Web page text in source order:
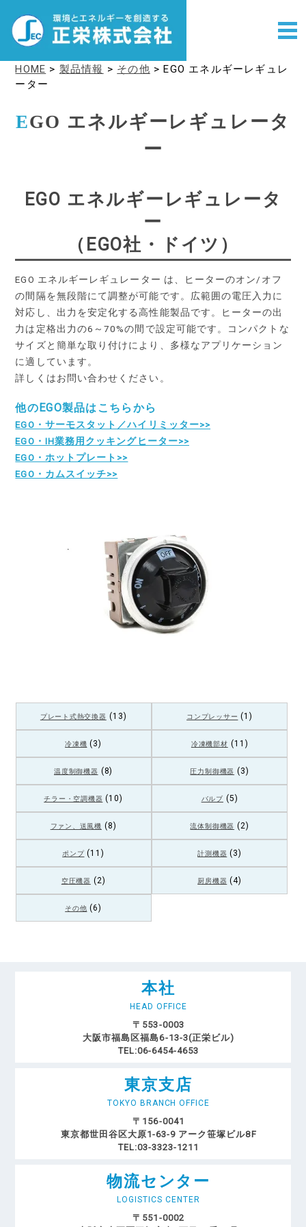
HOME > 製品情報 > その他 >EGO エネルギーレギュレ
ーター
EGO エネルギーレギュレータ
ー
EGO エネルギーレギュレータ
ー
（EGO社・ドイツ）
EGO エネルギーレギュレーター は、ヒーターのオン/オフ
の間隔を無段階にて調整が可能です。広範囲の電圧入力に
対応し、出力を安定化する高性能製品です。ヒーターの出
力は定格出力の6～70%の間で設定可能です。コンパクトな
サイズと簡単な取り付けにより、多様なアプリケーション
に適しています。
詳しくはお問い合わせください。
他のEGO製品はこちらから
EGO・サーモスタット／ハイリミッター>>
EGO・IH業務用クッキングヒーター>>
EGO・ホットプレート>>
EGO・カムスイッチ>>
プレート式熱交換器 (13) コンプレッサー (1)
冷凍機 (3) 冷凍機部材 (11)
温度制御機器 (8) 圧力制御機器 (3)
チラー・空調機器 (10) バルブ (5)
ファン、送風機 (8) 流体制御機器 (2)
ポンプ(11) 計測機器 (3)
空圧機器 (2) 厨房機器 (4)
その他 (6)
本社
HEAD OFFICE
〒553-0003
大阪市福島区福島6-13-3(正栄ビル)
TEL:06-6454-4653
東京支店
TOKYO BRANCH OFFICE
〒156-0041
東京都世田谷区大原1-63-9 アーク笹塚ビル8F
TEL:03-3323-1211
物流センター
LOGISTICS CENTER
〒551-0002